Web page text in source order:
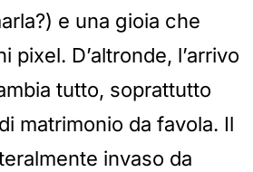
e una gioia che
pixel. D’altronde, l’arrivo
tutto, soprattutto
matrimonio da favola. Il
invaso da